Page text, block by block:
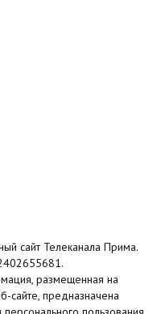
сайт Телеканала Прима.
размещенная на
сайте, предназначена